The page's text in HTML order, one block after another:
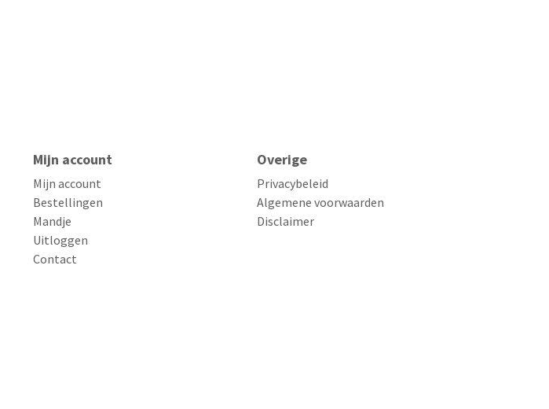
Mijn account
Mijn account
Bestellingen
Mandje
Uitloggen
Contact
Overige
Privacybeleid
Algemene voorwaarden
Disclaimer